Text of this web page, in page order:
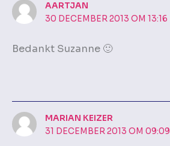
AARTJAN
30 DECEMBER 2013 OM 13:16
Bedankt Suzanne 🙂
MARIAN KEIZER
31 DECEMBER 2013 OM 09:09